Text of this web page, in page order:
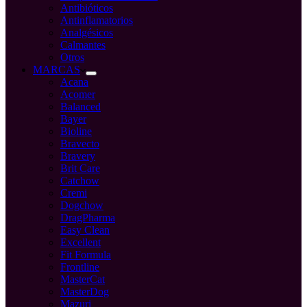
Antibióticos
Antinflamatorios
Analgésicos
Calmantes
Otros
MARCAS
Acana
Acomer
Balanced
Bayer
Bioline
Bravecto
Bravery
Brit Care
Catchow
Cremi
Dogchow
DragPharma
Easy Clean
Excellent
Fit Formula
Frontline
MasterCat
MasterDog
Mazuri